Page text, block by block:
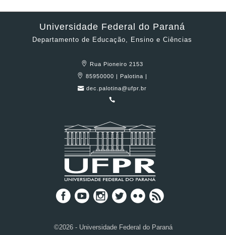
Universidade Federal do Paraná
Departamento de Educação, Ensino e Ciências
Rua Pioneiro 2153
85950000 | Palotina |
dec.palotina@ufpr.br
©2026 - Universidade Federal do Paraná